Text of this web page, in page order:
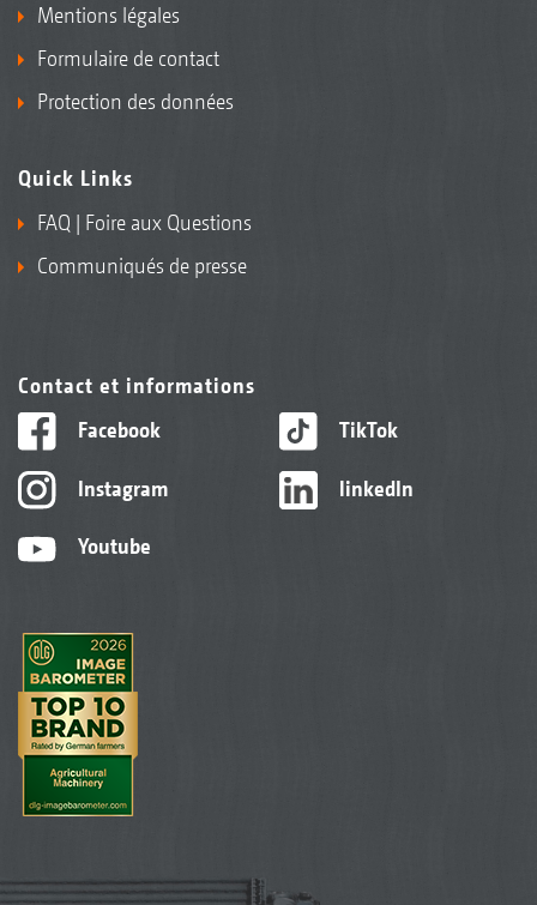
Mentions légales
Formulaire de contact
Protection des données
Quick Links
FAQ | Foire aux Questions
Communiqués de presse
Contact et informations
Facebook
Instagram
Youtube
TikTok
linkedIn